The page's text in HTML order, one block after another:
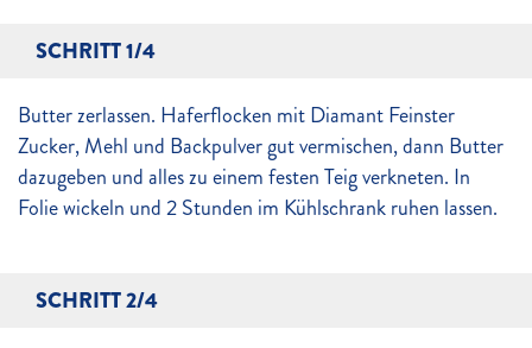
SCHRITT 1/4
Butter zerlassen. Haferflocken mit Diamant Feinster
Zucker, Mehl und Backpulver gut vermischen, dann Butter
dazugeben und alles zu einem festen Teig verkneten. In
Folie wickeln und 2 Stunden im Kühlschrank ruhen lassen.
SCHRITT 2/4